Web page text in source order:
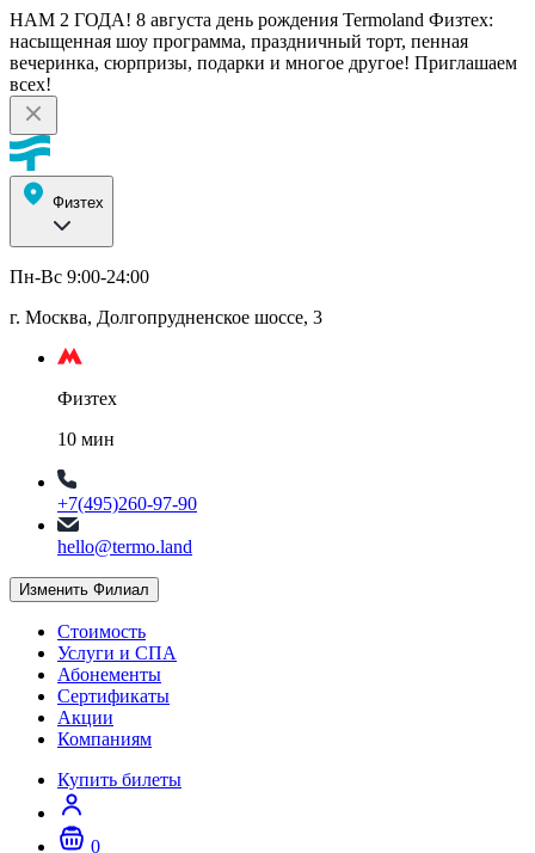
НАМ 2 ГОДА! 8 августа день рождения Termoland Физтех:
насыщенная шоу программа, праздничный торт, пенная
вечеринка, сюрпризы, подарки и многое другое! Приглашаем
всех!
Физтех
Пн-Вс 9:00-24:00
г. Москва, Долгопрудненское шоссе, 3
Физтех
10 мин
+7(495)260-97-90
hello@termo.land
Изменить Филиал
Стоимость
Услуги и СПА
Абонементы
Сертификаты
Акции
Компаниям
Купить билеты
0